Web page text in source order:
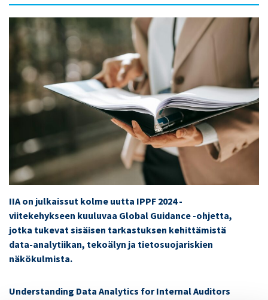
IIA on julkaissut kolme uutta IPPF 2024 -
viitekehykseen kuuluvaa Global Guidance -ohjetta,
jotka tukevat sisäisen tarkastuksen kehittämistä
data-analytiikan, tekoälyn ja tietosuojariskien
näkökulmista.
Understanding Data Analytics for Internal Auditors